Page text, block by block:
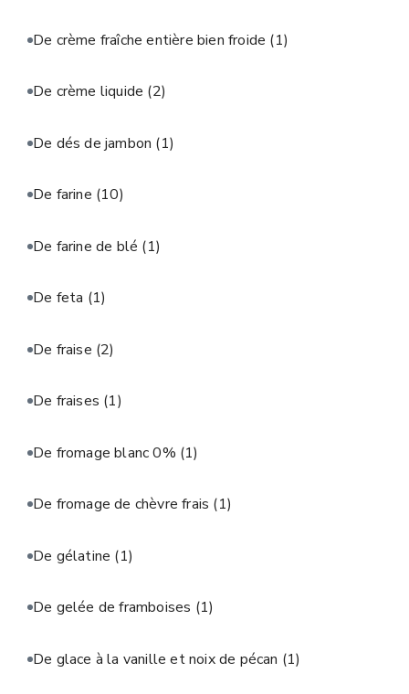
De crème fraîche entière bien froide (1)
De crème liquide (2)
De dés de jambon (1)
De farine (10)
De farine de blé (1)
De feta (1)
De fraise (2)
De fraises (1)
De fromage blanc 0% (1)
De fromage de chèvre frais (1)
De gélatine (1)
De gelée de framboises (1)
De glace à la vanille et noix de pécan (1)